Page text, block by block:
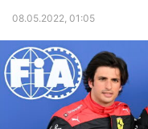
08.05.2022, 01:05